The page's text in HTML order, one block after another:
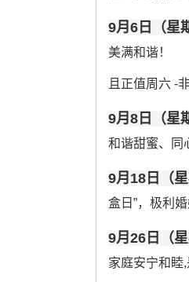
9月6日（星
美满和谐！
且正值周六 -
9月8日（星
和谐甜蜜、同
9月18日（
盒日”，极利
9月26日（
家庭安宁和睦,